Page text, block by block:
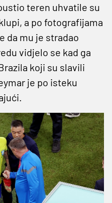
teren uhvatile su
a po fotografijama
da mu je stradao
vidjelo se kad ga
koji su slavili
je po isteku